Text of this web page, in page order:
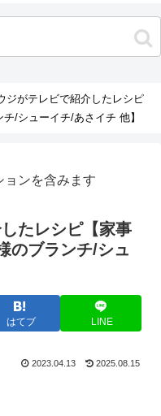
ジがテレビで紹介したレシピ
/シューイチ/あさイチ 他】
ョンを含みます
たレシピ【家事
のブランチ/シュ
はてブ LINE
2023.04.13 2025.08.15